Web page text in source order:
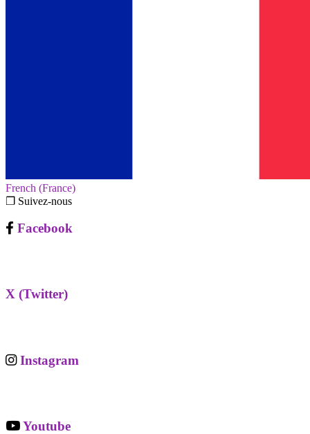
French (France)‎
❐ Suivez-nous
Facebook
X (Twitter)
Instagram
Youtube